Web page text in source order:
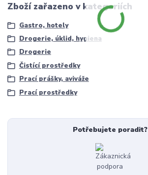
Zboží zařazeno v kategoriích
Gastro, hotely
Drogerie, úklid, hygiena
Drogerie
Čistící prostředky
Prací prášky, aviváže
Prací prostředky
Potřebujete poradit?